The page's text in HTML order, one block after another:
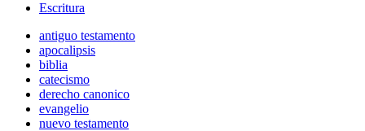
Escritura
antiguo testamento
apocalipsis
biblia
catecismo
derecho canonico
evangelio
nuevo testamento